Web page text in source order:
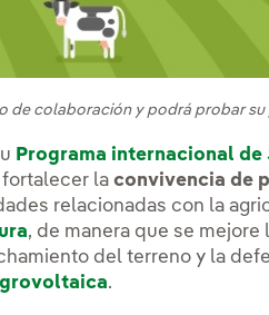
de innovación
de colaboración y podrá probar
Programa internacional de
fortalecer laconvivencia de
relacionadas con la
, de manera que se
del terreno y la
.